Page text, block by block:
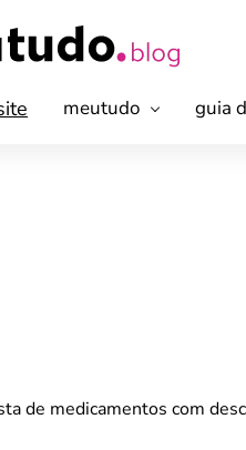
meutudo guia
de medicamentos com